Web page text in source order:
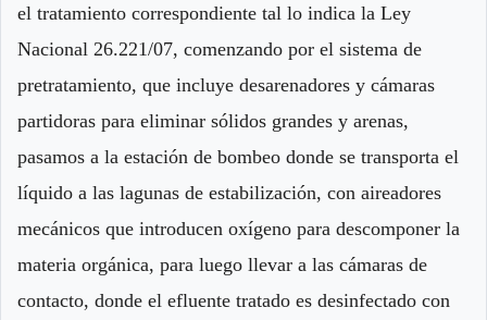
el tratamiento correspondiente tal lo indica la Ley
Nacional 26.221/07, comenzando por el sistema de
pretratamiento, que incluye desarenadores y cámaras
partidoras para eliminar sólidos grandes y arenas,
pasamos a la estación de bombeo donde se transporta el
líquido a las lagunas de estabilización, con aireadores
mecánicos que introducen oxígeno para descomponer la
materia orgánica, para luego llevar a las cámaras de
contacto, donde el efluente tratado es desinfectado con